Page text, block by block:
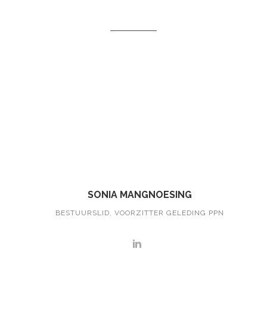
SONIA MANGNOESING
BESTUURSLID, VOORZITTER GELEDING PPN